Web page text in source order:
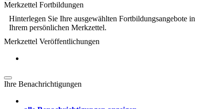
Merkzettel Fortbildungen
Hinterlegen Sie Ihre ausgewählten Fortbildungsangebote in
Ihrem persönlichen Merkzettel.
Merkzettel Veröffentlichungen
Ihre Benachrichtigungen